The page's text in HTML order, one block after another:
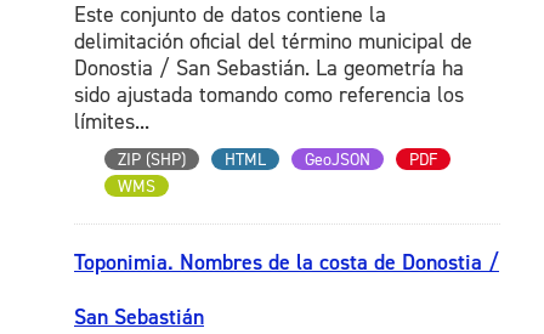
Este conjunto de datos contiene la
delimitación oficial del término municipal de
Donostia / San Sebastián. La geometría ha
sido ajustada tomando como referencia los
límites...
ZIP (SHP) HTML GeoJSON
PDF
WMS
Toponimia. Nombres de la costa de Donostia /
San Sebastián